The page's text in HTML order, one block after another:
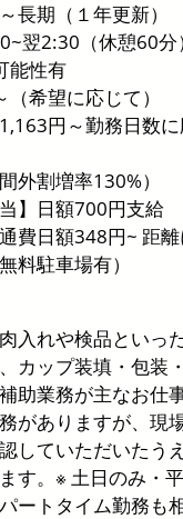
長期（１年更新）
翌2:30（休憩60分
能性有
（希望に応じて）
円～勤務日数
外割増率130%）
】日額700円支給
費日額348円~ 距
料駐車場有）
入れや検品といっ
カップ装填・包装
助業務が主なお仕
がありますが、現
していただいたう
す。※ 土日のみ・
ートタイム勤務も